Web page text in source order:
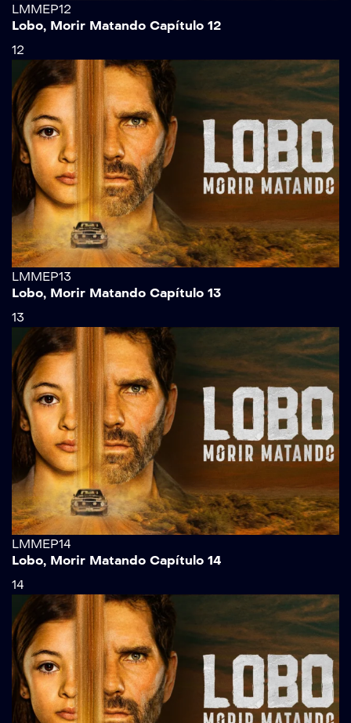
LMMEP12
Lobo, Morir Matando Capítulo 12
12
LMMEP13
Lobo, Morir Matando Capítulo 13
13
LMMEP14
Lobo, Morir Matando Capítulo 14
14